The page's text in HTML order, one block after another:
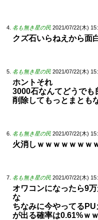
名も無き星の民 2021/07/22(木)
クズ石いらねえから面
名も無き星の民 2021/07/22(木)
ホントそれ
3000石なんてどうでも
削除してもっとまとも
名も無き星の民 2021/07/22(木)
火消しｗｗｗｗｗｗｗ
名も無き星の民 2021/07/22(木)
オワコンになったら9
な
ちなみに今やってる
が出る確率は0.61%ｗｗ